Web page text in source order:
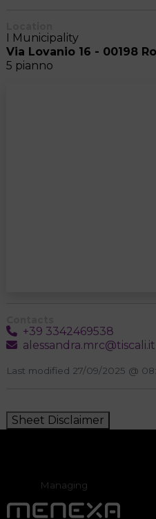
I Municipality
Via Lovanio 16 - 00198
5 pianno
+39 3342469538
alessandra.mrc@tiscali.it
Last modified 27/09/2025 @
Sheet Disclaimer
Managing